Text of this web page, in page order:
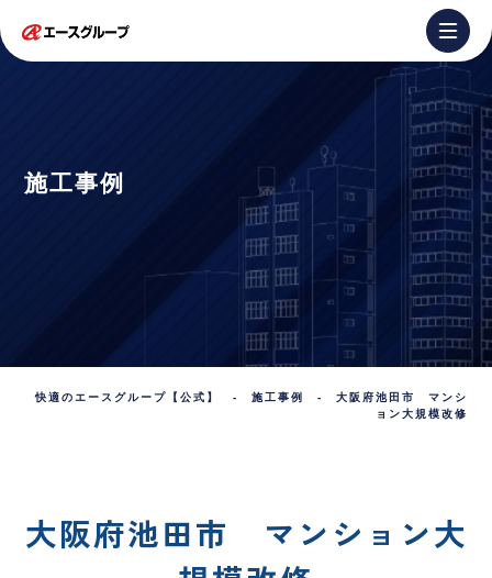
施工事例
快適のエースグループ【公式】 - 施工事例 - 大阪府池田市 マンシ
ョン大規模改修
大阪府池田市 マンション大